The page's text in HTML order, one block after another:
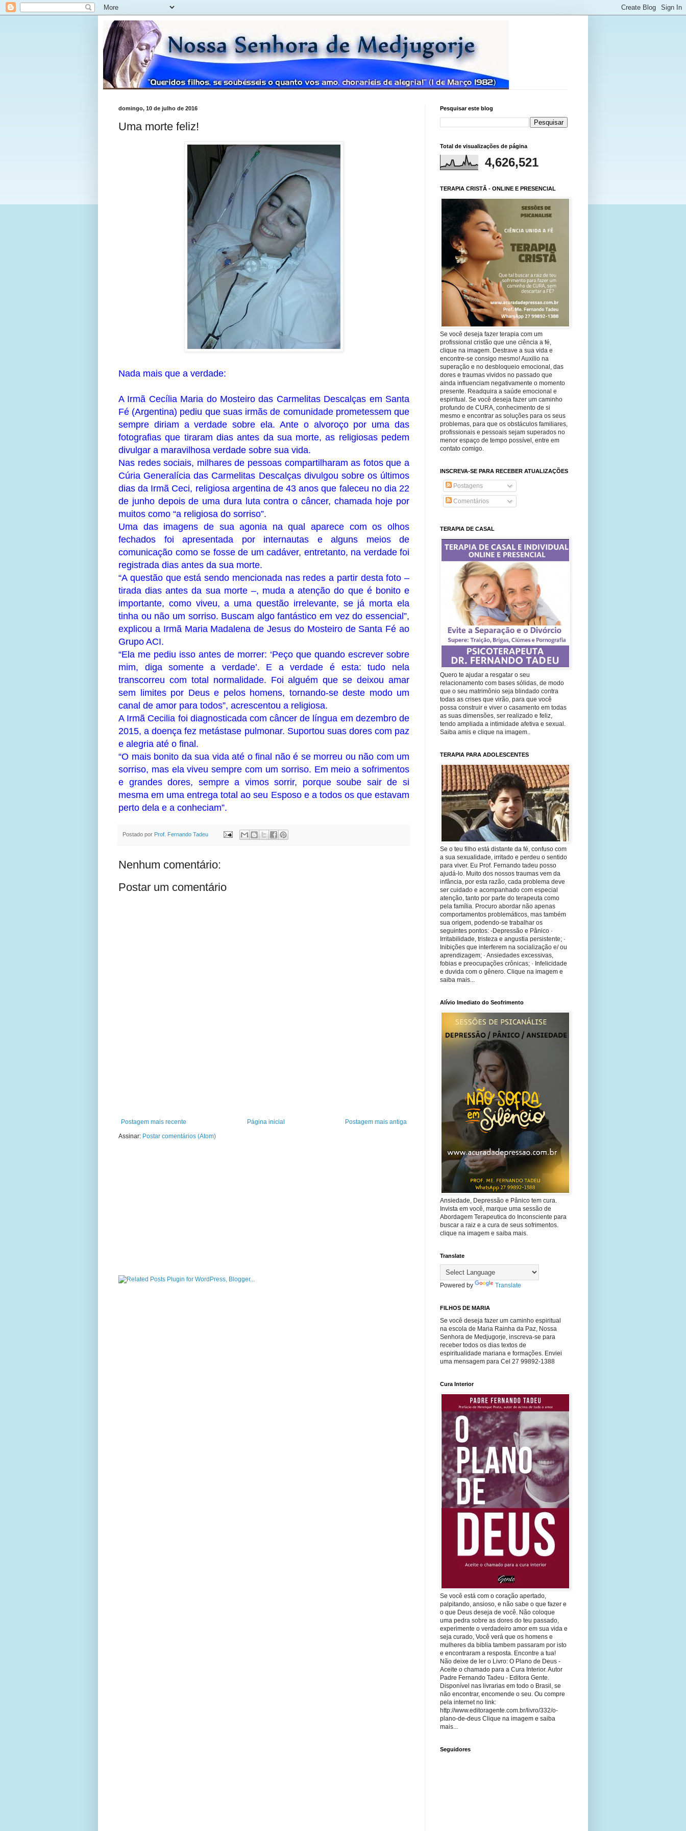
domingo, 10 de julho de 2016
Uma morte feliz!
Nada mais que a verdade:
A Irmã Cecília Maria do Mosteiro das Carmelitas Descalças em Santa
Fé (Argentina) pediu que suas irmãs de comunidade prometessem que
sempre diriam a verdade sobre ela. Ante o alvoroço por uma das
fotografias que tiraram dias antes da sua morte, as religiosas pedem
divulgar a maravilhosa verdade sobre sua vida.
Nas redes sociais, milhares de pessoas compartilharam as fotos que a
Cúria Generalícia das Carmelitas Descalças divulgou sobre os últimos
dias da Irmã Ceci, religiosa argentina de 43 anos que faleceu no dia 22
de junho depois de uma dura luta contra o câncer, chamada hoje por
muitos como “a religiosa do sorriso”.
Uma das imagens de sua agonia na qual aparece com os olhos
fechados foi apresentada por internautas e alguns meios de
comunicação como se fosse de um cadáver, entretanto, na verdade foi
registrada dias antes da sua morte.
“A questão que está sendo mencionada nas redes a partir desta foto –
tirada dias antes da sua morte –, muda a atenção do que é bonito e
importante, como viveu, a uma questão irrelevante, se já morta ela
tinha ou não um sorriso. Buscam algo fantástico em vez do essencial”,
explicou a Irmã Maria Madalena de Jesus do Mosteiro de Santa Fé ao
Grupo ACI.
“Ela me pediu isso antes de morrer: ‘Peço que quando escrever sobre
mim, diga somente a verdade’. E a verdade é esta: tudo nela
transcorreu com total normalidade. Foi alguém que se deixou amar
sem limites por Deus e pelos homens, tornando-se deste modo um
canal de amor para todos”, acrescentou a religiosa.
A Irmã Cecilia foi diagnosticada com câncer de língua em dezembro de
2015, a doença fez metástase pulmonar. Suportou suas dores com paz
e alegria até o final.
“O mais bonito da sua vida até o final não é se morreu ou não com um
sorriso, mas ela viveu sempre com um sorriso. Em meio a sofrimentos
e grandes dores, sempre a vimos sorrir, porque soube sair de si
mesma em uma entrega total ao seu Esposo e a todos os que estavam
perto dela e a conheciam”.
Postado por Prof. Fernando Tadeu
Nenhum comentário:
Postar um comentário
Postagem mais recente Postagem mais antiga
Página inicial
Assinar: Postar comentários (Atom)
Pesquisar este blog
Total de visualizações de página
4,626,521
TERAPIA CRISTÃ - ONLINE E PRESENCIAL
Se você deseja fazer terapia com um
profissional cristão que une ciência a fé,
clique na imagem. Destrave a sua vida e
encontre-se consigo mesmo! Auxilio na
superação e no desbloqueio emocional, das
dores e traumas vividos no passado que
ainda influenciam negativamente o momento
presente. Readquira a saúde emocional e
espiritual. Se você deseja fazer um caminho
profundo de CURA, conhecimento de si
mesmo e encontrar as soluções para os seus
problemas, para que os obstáculos familiares,
profissionais e pessoais sejam superados no
menor espaço de tempo possível, entre em
contato comigo.
INSCREVA-SE PARA RECEBER ATUALIZAÇÕES
Postagens
Comentários
TERAPIA DE CASAL
Quero te ajudar a resgatar o seu
relacionamento com bases sólidas, de modo
que o seu matrimônio seja blindado contra
todas as crises que virão, para que você
possa construir e viver o casamento em todas
as suas dimensões, ser realizado e feliz,
tendo ampliada a intimidade afetiva e sexual.
Saiba amis e clique na imagem..
TERAPIA PARA ADOLESCENTES
Se o teu filho está distante da fé, confuso com
a sua sexualidade, irritado e perdeu o sentido
para viver. Eu Prof. Fernando tadeu posso
ajudá-lo. Muito dos nossos traumas vem da
infância, por esta razão, cada problema deve
ser cuidado e acompanhado com especial
atenção, tanto por parte do terapeuta como
pela família. Procuro abordar não apenas
comportamentos problemáticos, mas também
sua origem, podendo-se trabalhar os
seguintes pontos: -Depressão e Pânico ·
Irritabilidade, tristeza e angustia persistente; ·
Inibições que interferem na socialização e/ ou
aprendizagem; · Ansiedades excessivas,
fobias e preocupações crônicas; · Infelicidade
e duvida com o gênero. Clique na imagem e
saiba mais...
Alívio Imediato do Seofrimento
Ansiedade, Depressão e Pânico tem cura.
Invista em você, marque uma sessão de
Abordagem Terapeutica do Inconsciente para
buscar a raiz e a cura de seus sofrimentos.
clique na imagem e saiba mais.
Translate
Powered by Translate
FILHOS DE MARIA
Se você deseja fazer um caminho espiritual
na escola de Maria Rainha da Paz, Nossa
Senhora de Medjugorje, inscreva-se para
receber todos os dias textos de
espiritualidade mariana e formações. Enviei
uma mensagem para Cel 27 99892-1388
Cura Interior
Se você está com o coração apertado,
palpitando, ansioso, e não sabe o que fazer e
o que Deus deseja de você. Não coloque
uma pedra sobre as dores do teu passado,
experimente o verdadeiro amor em sua vida e
seja curado, Você verá que os homens e
mulheres da biblia tambem passaram por isto
e encontraram a resposta. Encontre a tua!
Não deixe de ler o Livro: O Plano de Deus -
Aceite o chamado para a Cura Interior. Autor
Padre Fernando Tadeu - Editora Gente.
Disponível nas livrarias em todo o Brasil, se
não encontrar, encomende o seu. Ou compre
pela internet no link:
http://www.editoragente.com.br/livro/332/o-
plano-de-deus Clique na imagem e saiba
mais...
Seguidores